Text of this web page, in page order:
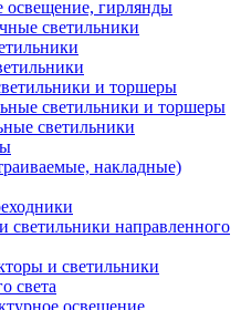
освещение, гирлянды
светильники
и торшеры
светильники и торшеры
светильники
накладные)
светильники направленного
и светильники
света
освещение